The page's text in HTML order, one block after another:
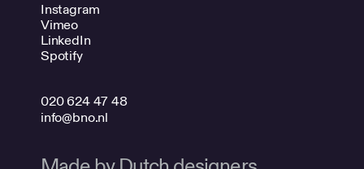
Instagram
Vimeo
LinkedIn
Spotify
020 624 47 48
info@bno.nl